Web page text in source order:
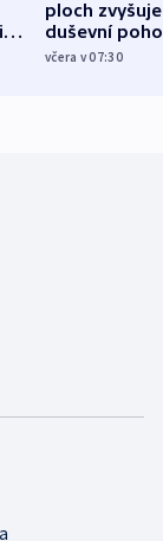
ploch zvyšuje
duševní
ukázala
včera v 07:30